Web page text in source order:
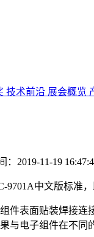
技术前沿 展会概览
：2019-11-19
9701A中文版标准
件表面贴装焊接
与电子组件在不同